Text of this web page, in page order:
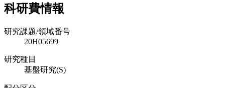
科研費情報
研究課題/領域番号
20H05699
研究種目
基盤研究(S)